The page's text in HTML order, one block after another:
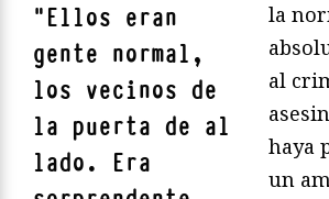
"Ellos eran
gente normal,
los vecinos de
la puerta de al
lado. Era
la
al
haya
un